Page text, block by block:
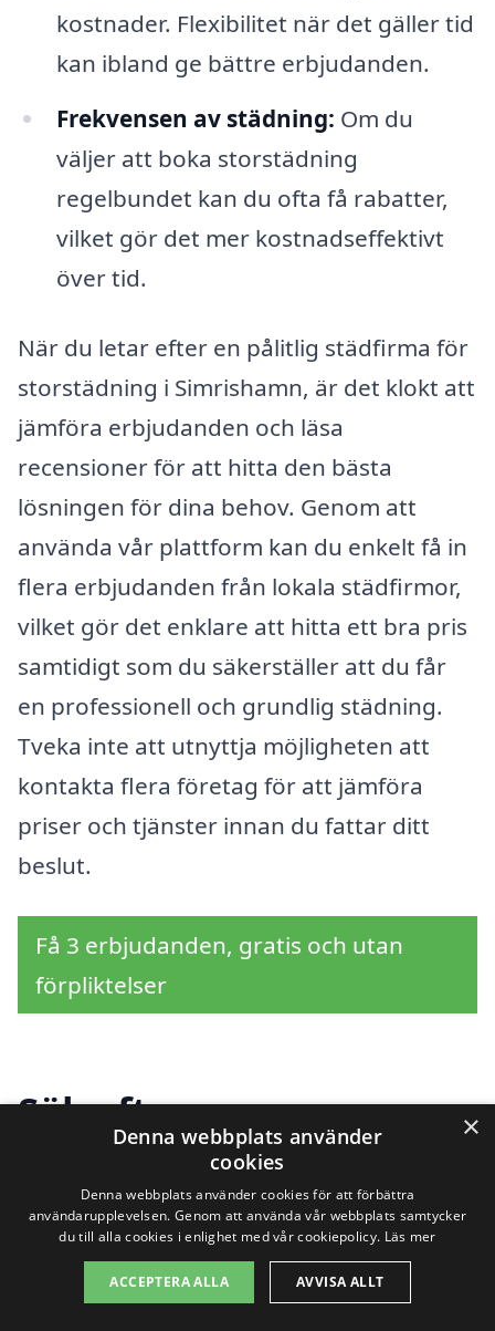
kostnader. Flexibilitet när det gäller tid
kan ibland ge bättre erbjudanden.
Frekvensen av städning: Om du
väljer att boka storstädning
regelbundet kan du ofta få rabatter,
vilket gör det mer kostnadseffektivt
över tid.
När du letar efter en pålitlig städfirma för
storstädning i Simrishamn, är det klokt att
jämföra erbjudanden och läsa
recensioner för att hitta den bästa
lösningen för dina behov. Genom att
använda vår plattform kan du enkelt få in
flera erbjudanden från lokala städfirmor,
vilket gör det enklare att hitta ett bra pris
samtidigt som du säkerställer att du får
en professionell och grundlig städning.
Tveka inte att utnyttja möjligheten att
kontakta flera företag för att jämföra
priser och tjänster innan du fattar ditt
beslut.
Få 3 erbjudanden, gratis och utan
förpliktelser
Sök efter en
professionell för
storstädning i andra
städer nära
Simrishamn
×
Denna webbplats använder
cookies
Denna webbplats använder cookies för att förbättra
användarupplevelsen. Genom att använda vår webbplats samtycker
du till alla cookies i enlighet med vår cookiepolicy. Läs mer
ACCEPTERA ALLA AVVISA ALLT